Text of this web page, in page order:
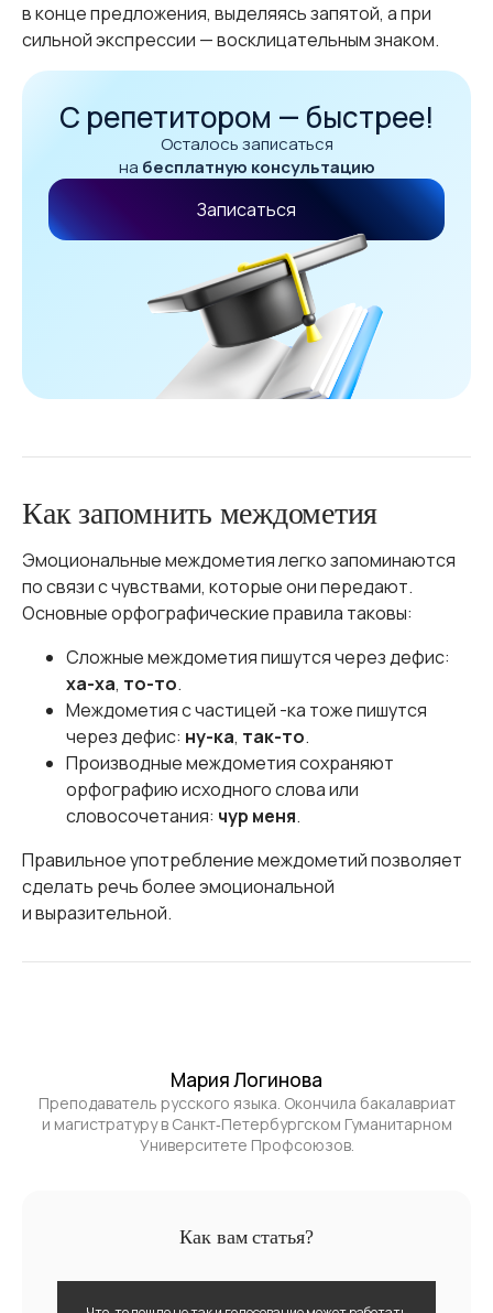
в конце предложения, выделяясь запятой, а при
сильной экспрессии — восклицательным знаком.
С репетитором — быстрее!
Осталось записаться
на бесплатную консультацию
Записаться
Как запомнить междометия
Эмоциональные междометия легко запоминаются
по связи с чувствами, которые они передают.
Основные орфографические правила таковы:
Сложные междометия пишутся через дефис:
ха-ха, то-то.
Междометия с частицей -ка тоже пишутся
через дефис: ну-ка, так-то.
Производные междометия сохраняют
орфографию исходного слова или
словосочетания: чур меня.
Правильное употребление междометий позволяет
сделать речь более эмоциональной
и выразительной.
Мария Логинова
Преподаватель русского языка. Окончила бакалавриат
и магистратуру в Санкт‑Петербургском Гуманитарном
Университете Профсоюзов.
Как вам статья?